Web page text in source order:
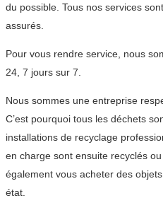
du possible. Tous nos services
assurés.
Pour vous rendre service, nous
24, 7 jours sur 7.
Nous sommes une entreprise
C’est pourquoi tous les déchets
installations de recyclage
en charge sont ensuite recyclés
également vous acheter des
état.